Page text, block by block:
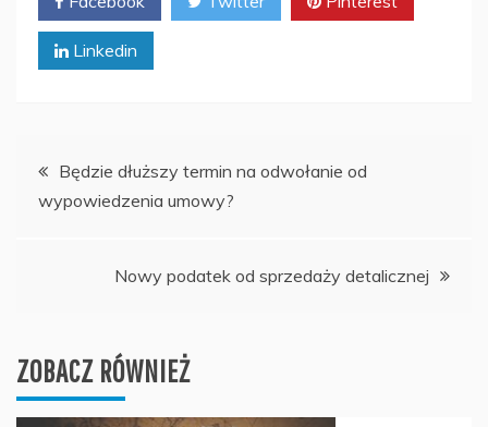
Linkedin
Nawigacja
wpisu
Będzie dłuższy termin na odwołanie od
wypowiedzenia umowy?
Nowy podatek od sprzedaży detalicznej
ZOBACZ RÓWNIEŻ